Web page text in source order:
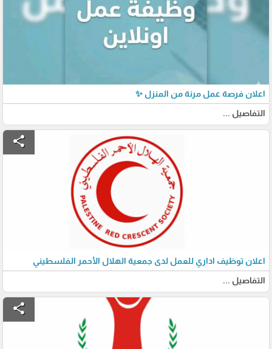
اعلان فرصة عمل مرنة من المنزل ✨
التفاصيل ...
share
اعلان توظيف اداري للعمل لدى جمعية الهلال الأحمر الفلسطيني
التفاصيل ...
share